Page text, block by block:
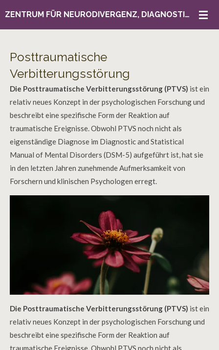
Zum
ZENTRUM FÜR NEURODIVERGENZ, DIAGNOSTIK & BERATUNG
Posttraumatische
Verbitterungsstörung
Die Posttraumatische Verbitterungsstörung (PTVS) ist ein
relativ neues Konzept in der psychologischen Forschung und
beschreibt eine spezifische Form der Reaktion auf
traumatische Ereignisse. Obwohl PTVS noch nicht als
eigenständige Diagnose im Diagnostic and Statistical
Manual of Mental Disorders (DSM-5) aufgeführt ist, hat sie
in den letzten Jahren zunehmende Aufmerksamkeit von
Forschern und klinischen Psychologen erregt.
Die Posttraumatische Verbitterungsstörung (PTVS) ist ein
relativ neues Konzept in der psychologischen Forschung und
beschreibt eine spezifische Form der Reaktion auf
traumatische Ereignisse. Obwohl PTVS noch nicht als